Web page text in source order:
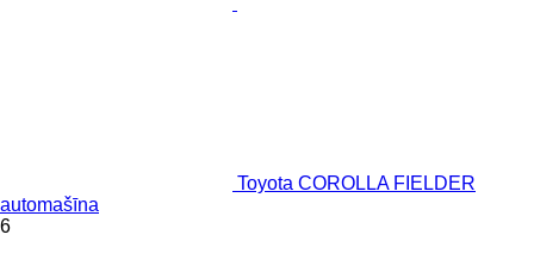
Toyota COROLLA FIELDER
automašīna
6